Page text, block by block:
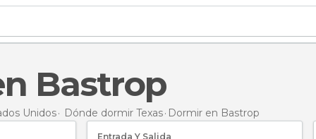
Bastrop
Unidos Dónde dormir Texas Dormir en Bastrop
Entrada Y Salida